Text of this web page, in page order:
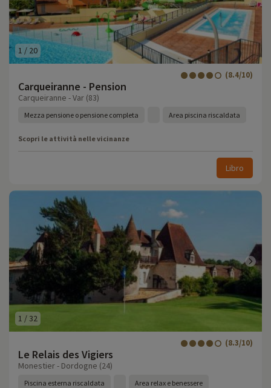
1 / 20
Carqueiranne - Pension
(8.4/10)
Carqueiranne - Var (83)
Mezza pensione o pensione completa Area piscina riscaldata
Scopri le attività nelle vicinanze
Libro
1 /32
Le Relais des Vigiers
(8.3/10)
Monestier - Dordogne (24)
Piscina esterna riscaldata Area relax e benessere